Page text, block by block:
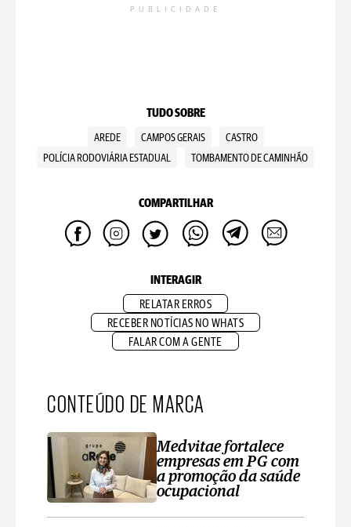
PUBLICIDADE
TUDO SOBRE
AREDE CAMPOS GERAIS
CASTRO
POLÍCIA RODOVIÁRIA ESTADUAL
TOMBAMENTO DE CAMINHÃO
COMPARTILHAR
INTERAGIR
RELATAR ERROS
RECEBER NOTÍCIAS NO WHATS
FALAR COM A GENTE
CONTEÚDO DE MARCA
Medvitae fortalece
empresas em PG com
a promoção da saúde
ocupacional